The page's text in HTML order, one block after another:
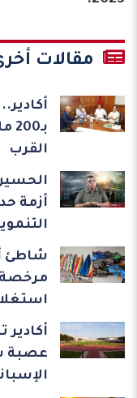
مقالات
القرب
أزمة
شاطئ
مرخصة
عصبة